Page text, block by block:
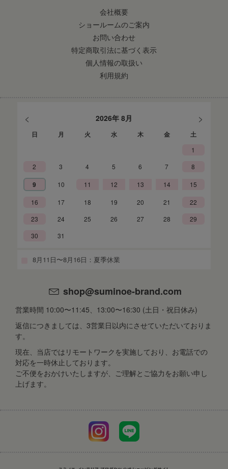
会社概要
ショールームのご案内
お問い合わせ
特定商取引法に基づく表示
個人情報の取扱い
利用規約
< 2026年 8月 >
日 月 火 水 木 金 土
1
2
3 4 5 6 7 8
9 10 11 12 13 14 15
16 17 18 19 20 21
22
23
24 25 26 27 28
29
30
31
8月11日〜8月16日：夏季休業
shop@suminoe-brand.com
営業時間 10:00〜11:45、13:00〜16:30 (土日・祝日休み)
返信につきましては、3営業日以内にさせていただいておりま
す。
現在、当店ではリモートワークを実施しており、お電話での
対応を一時休止しております。
ご不便をおかけいたしますが、ご理解とご協力をお願い申し
上げます。